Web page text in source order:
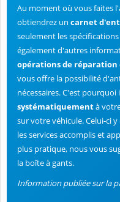
Au moment où vous faites
obtiendrez un carnet
seulement les
également d'autres
opérations de
vous offre la possibilité
nécessaires. C'est pourquoi
systématiquementà
sur votre véhicule. Celui-ci
les services accomplis et
plus pratique, nous vous
la boîte à gants.
Information publiée sur la